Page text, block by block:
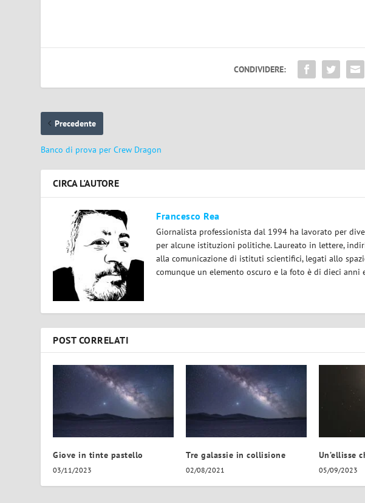
CONDIVIDERE:
Precedente
Banco di prova per Crew Dragon
CIRCA L'AUTORE
Francesco Rea
Giornalista professionista dal 1994 ha lavorato per
per alcune istituzioni politiche. Laureato in lettere,
alla comunicazione di istituti scientifici, legati allo
comunque un elemento oscuro e la foto è di dieci anni
POST CORRELATI
Giove in tinte pastello
03/11/2023
Tre galassie in collisione
02/08/2021
Un’ellisse
05/09/2023